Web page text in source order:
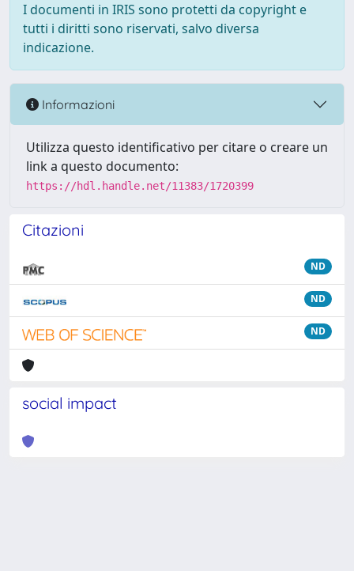
I documenti in IRIS sono protetti da copyright e
tutti i diritti sono riservati, salvo diversa
indicazione.
Informazioni
Utilizza questo identificativo per citare o creare un
link a questo documento:
https://hdl.handle.net/11383/1720399
Citazioni
ND
ND
ND
social impact